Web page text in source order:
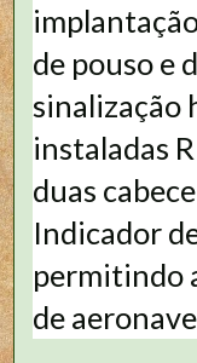
de pouso e
sinalização
instaladas
duas
Indicador
permitindo
de